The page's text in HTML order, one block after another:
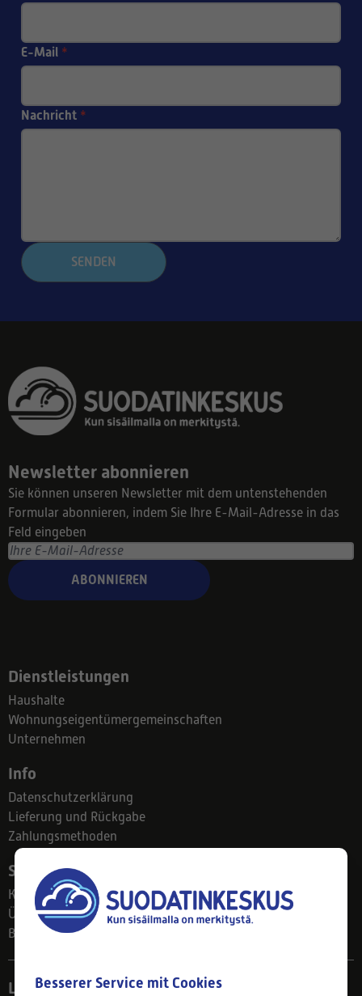
E-Mail *
Nachricht *
SENDEN
Newsletter abonnieren
Sie können unseren Newsletter mit dem untenstehenden
Formular abonnieren, indem Sie Ihre E-Mail-Adresse in das
Feld eingeben
ABONNIEREN
Dienstleistungen
Haushalte
Wohnungseigentümergemeinschaften
Unternehmen
Info
Datenschutzerklärung
Lieferung und Rückgabe
Zahlungsmethoden
Suodatinkeskus
Kontakt
Über uns
Blog
Ladengeschäft
Besserer Service mit Cookies